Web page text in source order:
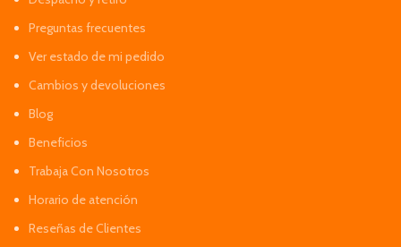
Preguntas frecuentes
Ver estado de mi pedido
Cambios y devoluciones
Blog
Beneficios
Trabaja Con Nosotros
Horario de atención
Reseñas de Clientes